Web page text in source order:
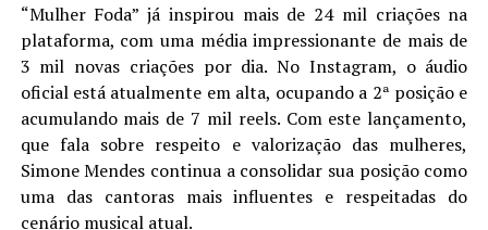
“Mulher Foda” já inspirou mais de 24 mil criações na
plataforma, com uma média impressionante de mais de
3 mil novas criações por dia. No Instagram, o áudio
oficial está atualmente em alta, ocupando a 2ª posição e
acumulando mais de 7 mil reels. Com este lançamento,
que fala sobre respeito e valorização das mulheres,
Simone Mendes continua a consolidar sua posição como
uma das cantoras mais influentes e respeitadas do
cenário musical atual.